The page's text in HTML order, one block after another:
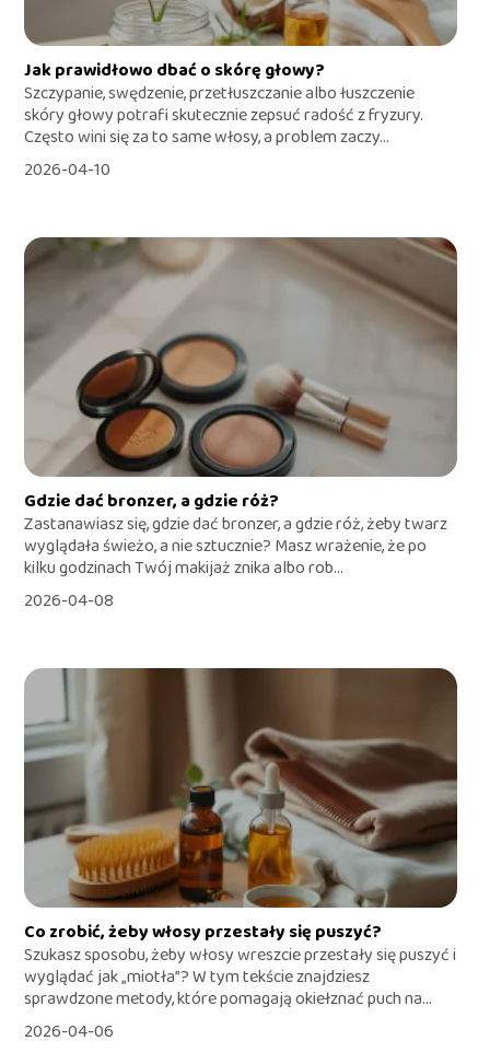
Jak prawidłowo dbać o skórę głowy?
Szczypanie, swędzenie, przetłuszczanie albo łuszczenie
skóry głowy potrafi skutecznie zepsuć radość z fryzury.
Często wini się za to same włosy, a problem zaczy...
2026-04-10
Gdzie dać bronzer, a gdzie róż?
Zastanawiasz się, gdzie dać bronzer, a gdzie róż, żeby twarz
wyglądała świeżo, a nie sztucznie? Masz wrażenie, że po
kilku godzinach Twój makijaż znika albo rob...
2026-04-08
Co zrobić, żeby włosy przestały się puszyć?
Szukasz sposobu, żeby włosy wreszcie przestały się puszyć i
wyglądać jak „miotła”? W tym tekście znajdziesz
sprawdzone metody, które pomagają okiełznać puch na...
2026-04-06